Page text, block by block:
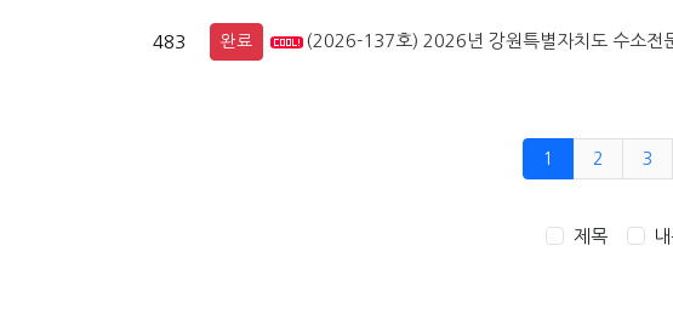
483 완료 (2026-137호) 2026년 강원특별자치도 수소전
1 2 3
제목